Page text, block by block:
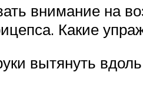
внимание на
Какие
вытянуть